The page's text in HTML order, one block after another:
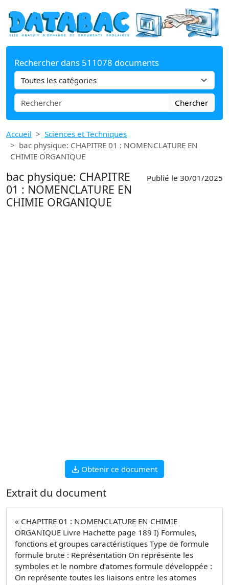
Rechercher dans 511078 documents
Chercher
Accueil
Sciences et Techniques
bac physique: CHAPITRE 01 : NOMENCLATURE EN
CHIMIE ORGANIQUE
bac physique: CHAPITRE
01 : NOMENCLATURE EN
CHIMIE ORGANIQUE
Publié le 30/01/2025
Obtenir ce document
Extrait du document
« CHAPITRE 01 : NOMENCLATURE EN CHIMIE
ORGANIQUE Livre Hachette page 189 I) Formules,
fonctions et groupes caractéristiques Type de formule
formule brute : Représentation On représente les
symboles et le nombre d’atomes formule développée :
On représente toutes les liaisons entre les atomes